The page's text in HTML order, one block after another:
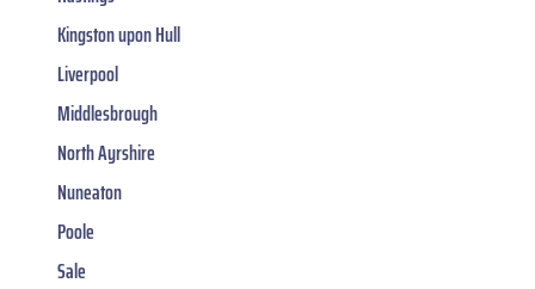
Kingston upon Hull
Liverpool
Middlesbrough
North Ayrshire
Nuneaton
Poole
Sale